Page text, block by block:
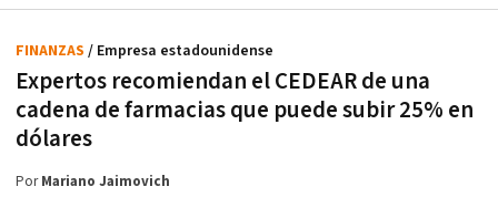
Expertos recomiendan el CEDEAR de una
cadena de farmacias que puede subir 25% en
dólares
FINANZAS / Empresa estadounidense
PorMariano Jaimovich